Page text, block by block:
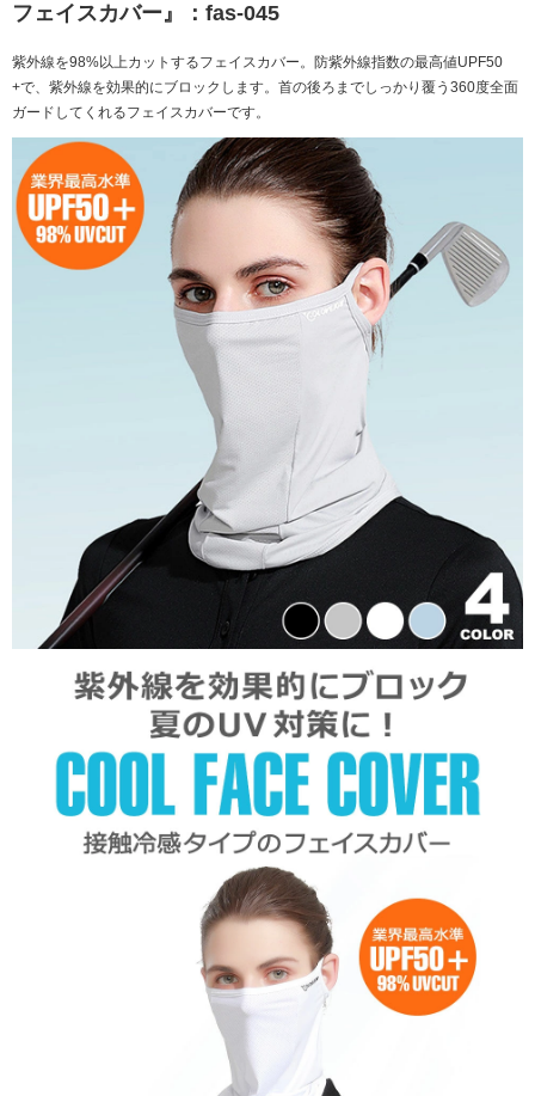
フェイスカバー』：fas-045
紫外線を98%以上カットするフェイスカバー。防紫外線指数の最高値UPF50
+で、紫外線を効果的にブロックします。首の後ろまでしっかり覆う360度全面
ガードしてくれるフェイスカバーです。